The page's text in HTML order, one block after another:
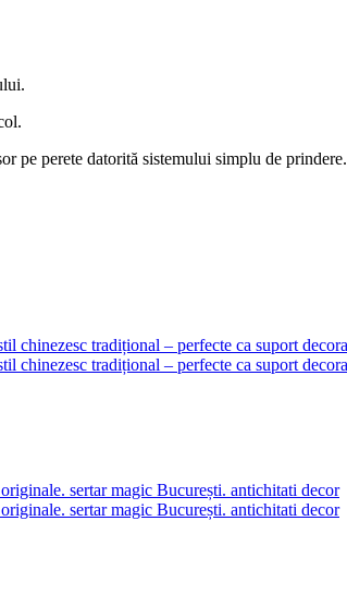
pe perete datorită sistemului simplu de prindere.